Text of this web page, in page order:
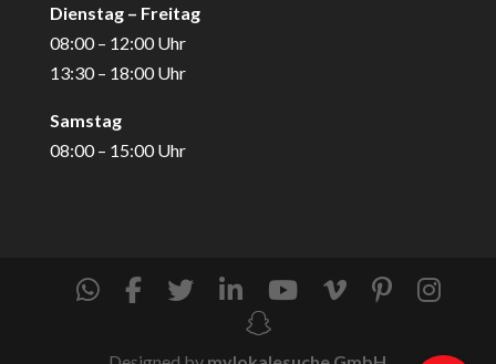
Dienstag – Freitag
08:00 – 12:00 Uhr
13:30 – 18:00 Uhr
Samstag
08:00 – 15:00 Uhr